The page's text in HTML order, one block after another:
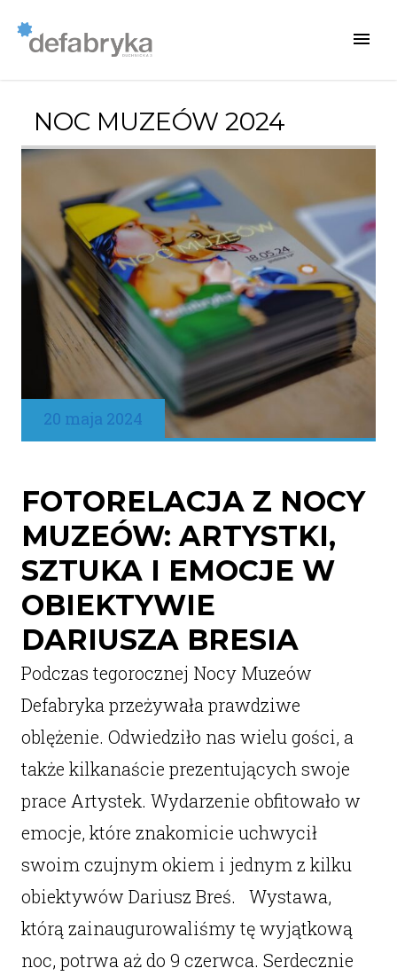
NOC MUZEÓW 2024
20 maja 2024
FOTORELACJA Z NOCY
MUZEÓW: ARTYSTKI,
SZTUKA I EMOCJE W
OBIEKTYWIE
DARIUSZA BRESIA
Podczas tegorocznej Nocy Muzeów
Defabryka przeżywała prawdziwe
oblężenie. Odwiedziło nas wielu gości, a
także kilkanaście prezentujących swoje
prace Artystek. Wydarzenie obfitowało w
emocje, które znakomicie uchwycił
swoim czujnym okiem i jednym z kilku
obiektywów Dariusz Breś. Wystawa,
którą zainaugurowaliśmy tę wyjątkową
noc, potrwa aż do 9 czerwca. Serdecznie